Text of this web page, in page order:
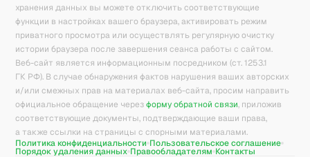
хранения данных вы можете отключить соответствующие
функции в настройках вашего браузера, активировать режим
приватного просмотра или осуществлять регулярную очистку
истории браузера после завершения сеанса работы с сайтом.
Веб-сайт является информационным посредником (ст. 1253.1
ГК РФ). В случае обнаружения фактов нарушения ваших авторских
и/или смежных прав на материалах веб-сайта, просим направить
официальное обращение через форму обратной связи, приложив
соответствующие документы, подтверждающие ваши права,
а также ссылки на страницы с спорными материалами.
Политика конфиденциальности Пользовательское соглашение
Порядок удаления данных Правообладателям Контакты